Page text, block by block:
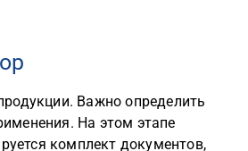
Важно определить
На этом этапе
комплект документов,